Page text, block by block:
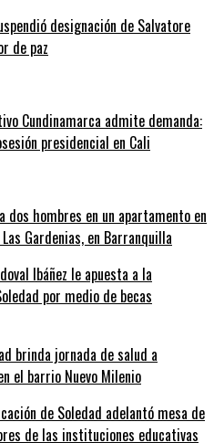
designación de Salvatore
de paz
Cundinamarca admite demanda:
presidencial en Cali
dos hombres en un apartamento en
Gardenias, en Barranquilla
Ibáñez le apuesta a la
por medio de becas
brinda jornada de salud a
el barrio Nuevo Milenio
de Soledad adelantó mesa de
de las instituciones educativas